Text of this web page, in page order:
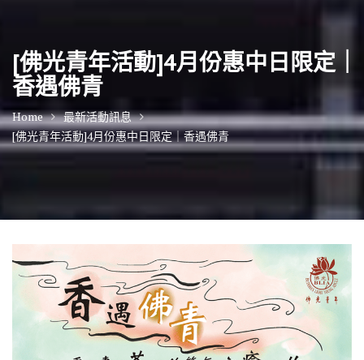
[佛光青年活動]4月份惠中日限定｜
香遇佛青
Home
最新活動訊息
[佛光青年活動]4月份惠中日限定｜香遇佛青